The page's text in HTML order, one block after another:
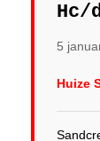
Hc/
5
Huize